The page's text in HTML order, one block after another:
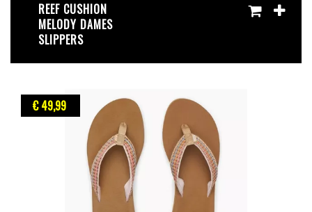
REEF CUSHION
MELODY DAMES
SLIPPERS
€ 49,99